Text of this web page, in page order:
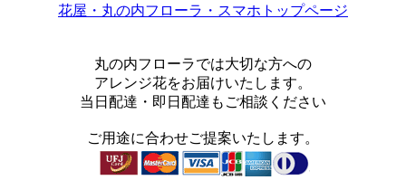
花屋・丸の内フローラ・スマホトップページ
丸の内フローラでは大切な方への
アレンジ花をお届けいたします。
当日配達・即日配達もご相談ください
ご用途に合わせご提案いたします。